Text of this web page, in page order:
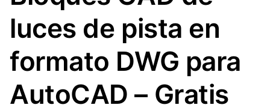
luces de pista en
formato DWG para
AutoCAD – Gratis